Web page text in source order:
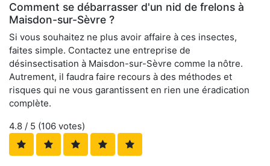
Comment se débarrasser d'un nid de frelons à
Maisdon-sur-Sèvre ?
Si vous souhaitez ne plus avoir affaire à ces insectes,
faites simple. Contactez une entreprise de
désinsectisation à Maisdon-sur-Sèvre comme la nôtre.
Autrement, il faudra faire recours à des méthodes et
risques qui ne vous garantissent en rien une éradication
complète.
4.8 / 5 (106 votes)